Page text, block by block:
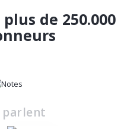
de 250.000
parlent